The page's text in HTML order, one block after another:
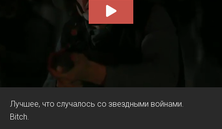
Лучшее, что случалось со звездными войнами.
Bitch.